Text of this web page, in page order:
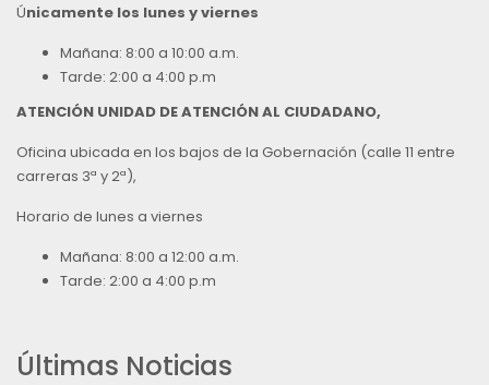
Únicamente los lunes y viernes
Mañana: 8:00 a 10:00 a.m.
Tarde: 2:00 a 4:00 p.m
ATENCIÓN UNIDAD DE ATENCIÓN AL CIUDADANO,
Oficina ubicada en los bajos de la Gobernación (calle 11 entre
carreras 3ª y 2ª),
Horario de lunes a viernes
Mañana: 8:00 a 12:00 a.m.
Tarde: 2:00 a 4:00 p.m
Últimas Noticias